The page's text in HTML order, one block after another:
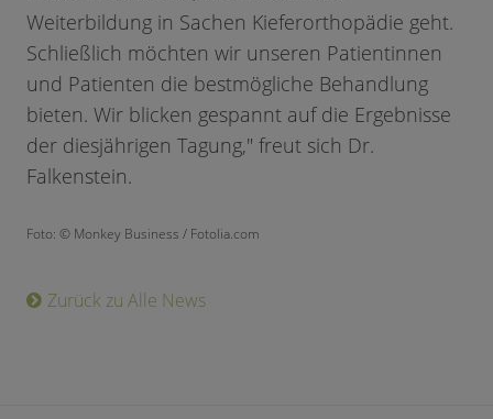
Weiterbildung in Sachen Kieferorthopädie geht.
Schließlich möchten wir unseren Patientinnen
und Patienten die bestmögliche Behandlung
bieten. Wir blicken gespannt auf die Ergebnisse
der diesjährigen Tagung," freut sich Dr.
Falkenstein.
Foto: © Monkey Business / Fotolia.com
Zurück zu Alle News